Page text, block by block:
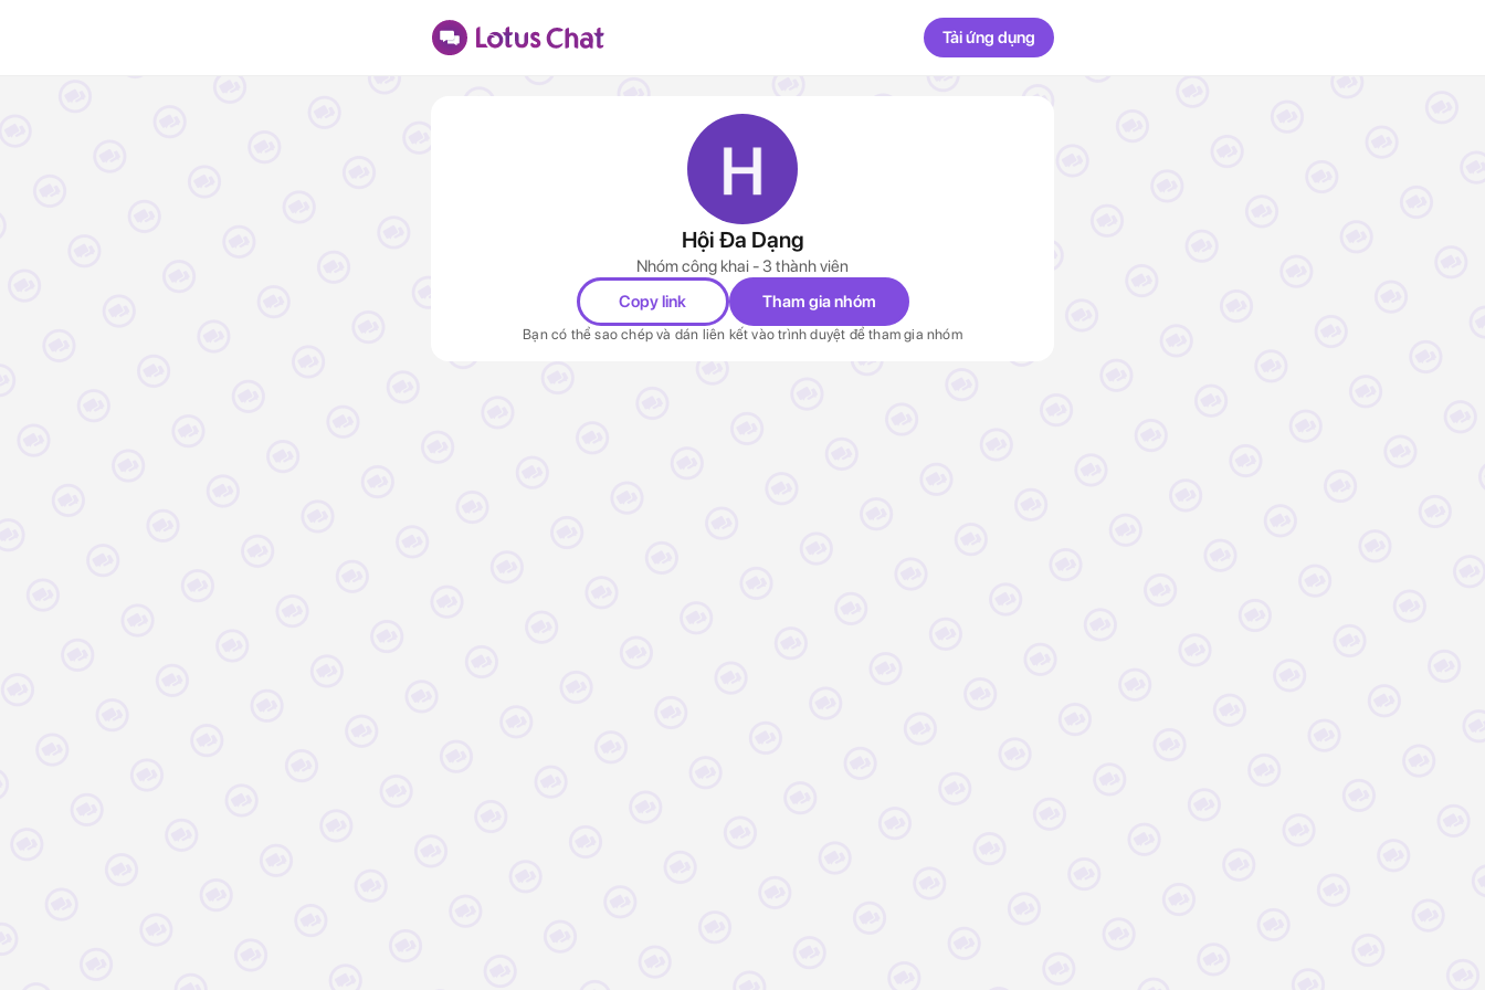
Tải ứng dụng
Hội Đa Dạng
Nhóm công khai - 3 thành viên
Copy link
Tham gia nhóm
Bạn có thể sao chép và dán liên kết vào trình duyệt để tham gia nhóm